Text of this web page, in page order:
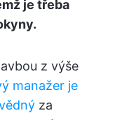
je třeba
z výše
manažer je
za